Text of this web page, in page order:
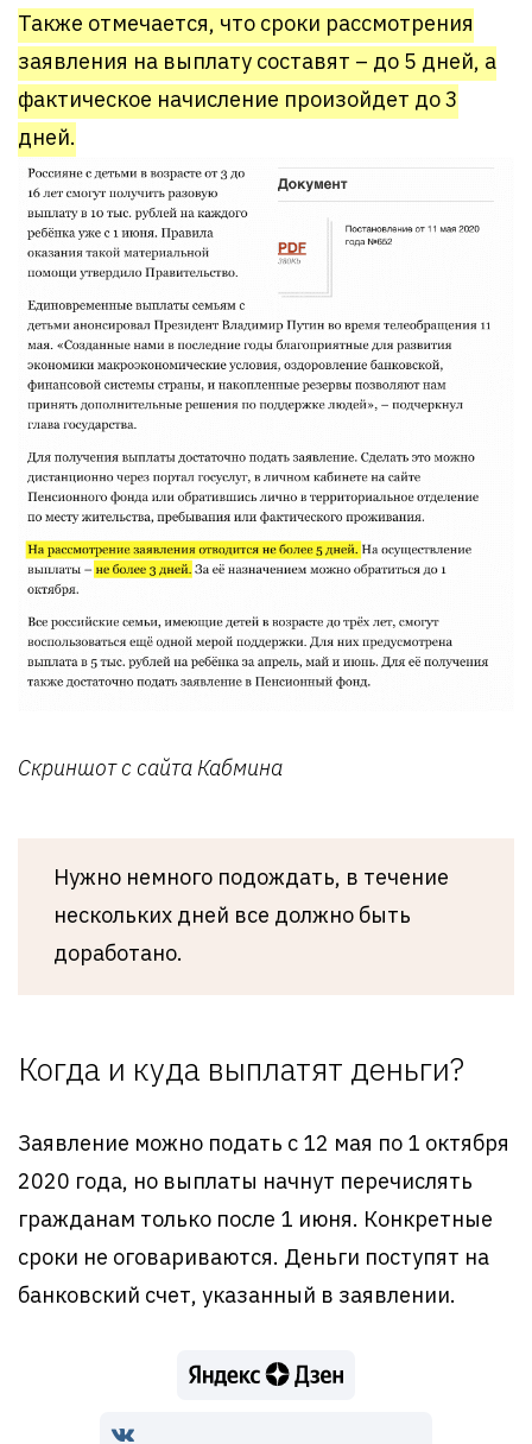
Также отмечается, что сроки рассмотрения
заявления на выплату составят – до 5 дней, а
фактическое начисление произойдет до 3
дней.
Скриншот с сайта Кабмина
Нужно немного подождать, в течение
нескольких дней все должно быть
доработано.
Когда и куда выплатят деньги?
Заявление можно подать с 12 мая по 1 октября
2020 года, но выплаты начнут перечислять
гражданам только после 1 июня. Конкретные
сроки не оговариваются. Деньги поступят на
банковский счет, указанный в заявлении.